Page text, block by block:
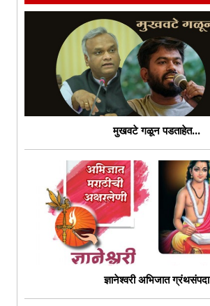
मुखवटे गळून पडताहेत...
ज्ञानेश्वरी अभिजात ग्रंथसंपदा